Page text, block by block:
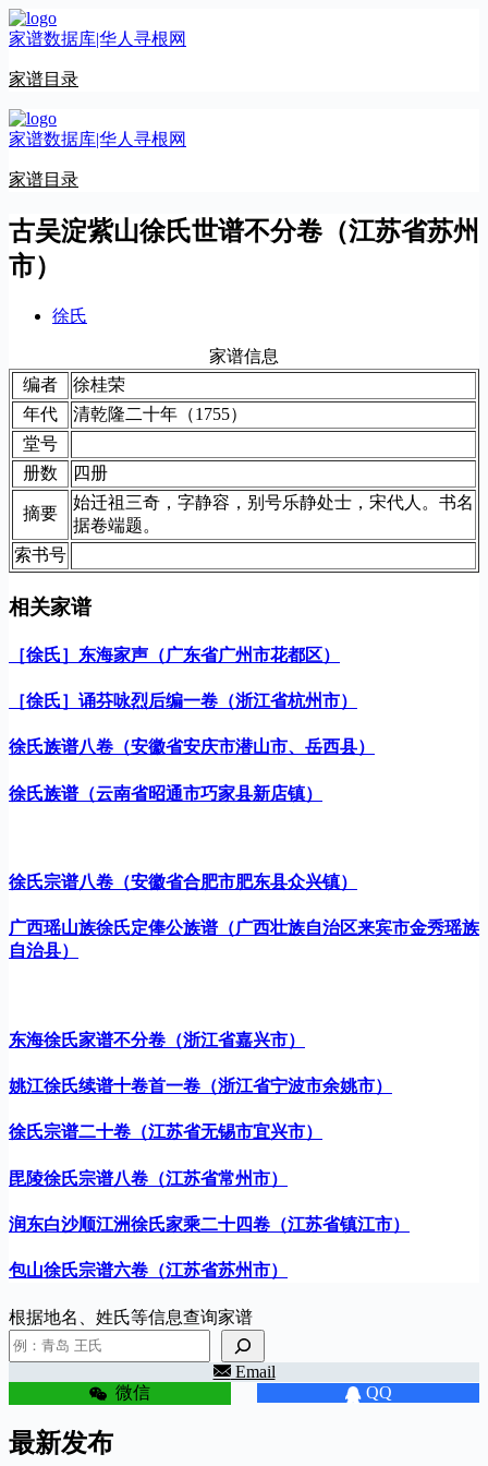
跳
至
容
家谱数据库|华人寻根网
家谱目录
家谱数据库|华人寻根网
家谱目录
古吴淀紫山徐氏世谱不分卷（江苏省苏州
市）
徐氏
家谱信息
编者
徐桂荣
年代
清乾隆二十年（1755）
堂号
册数
四册
摘要
始迁祖三奇，字静容，别号乐静处士，宋代人。书名
据卷端题。
索书号
相关家谱
［徐氏］东海家声（广东省广州市花都区）
［徐氏］诵芬咏烈后编一卷（浙江省杭州市）
徐氏族谱八卷（安徽省安庆市潜山市、岳西县）
徐氏族谱（云南省昭通市巧家县新店镇）
徐氏宗谱八卷（安徽省合肥市肥东县众兴镇）
广西瑶山族徐氏定俸公族谱（广西壮族自治区来宾市金秀瑶族
自治县）
东海徐氏家谱不分卷（浙江省嘉兴市）
姚江徐氏续谱十卷首一卷（浙江省宁波市余姚市）
徐氏宗谱二十卷（江苏省无锡市宜兴市）
毘陵徐氏宗谱八卷（江苏省常州市）
润东白沙顺江洲徐氏家乘二十四卷（江苏省镇江市）
包山徐氏宗谱六卷（江苏省苏州市）
根据地名、姓氏等信息查询家谱
Email
微信 QQ
最新发布